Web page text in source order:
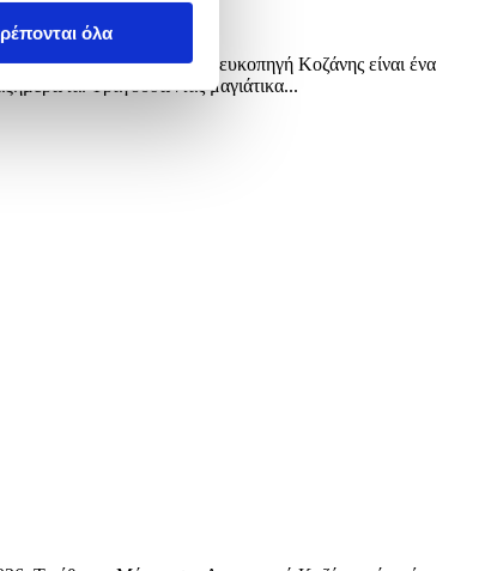
όλα
Το έθιμο «Μάης» στη Λευκοπηγή Κοζάνης είναι ένα
Τραγουδώντας μαγιάτικα...